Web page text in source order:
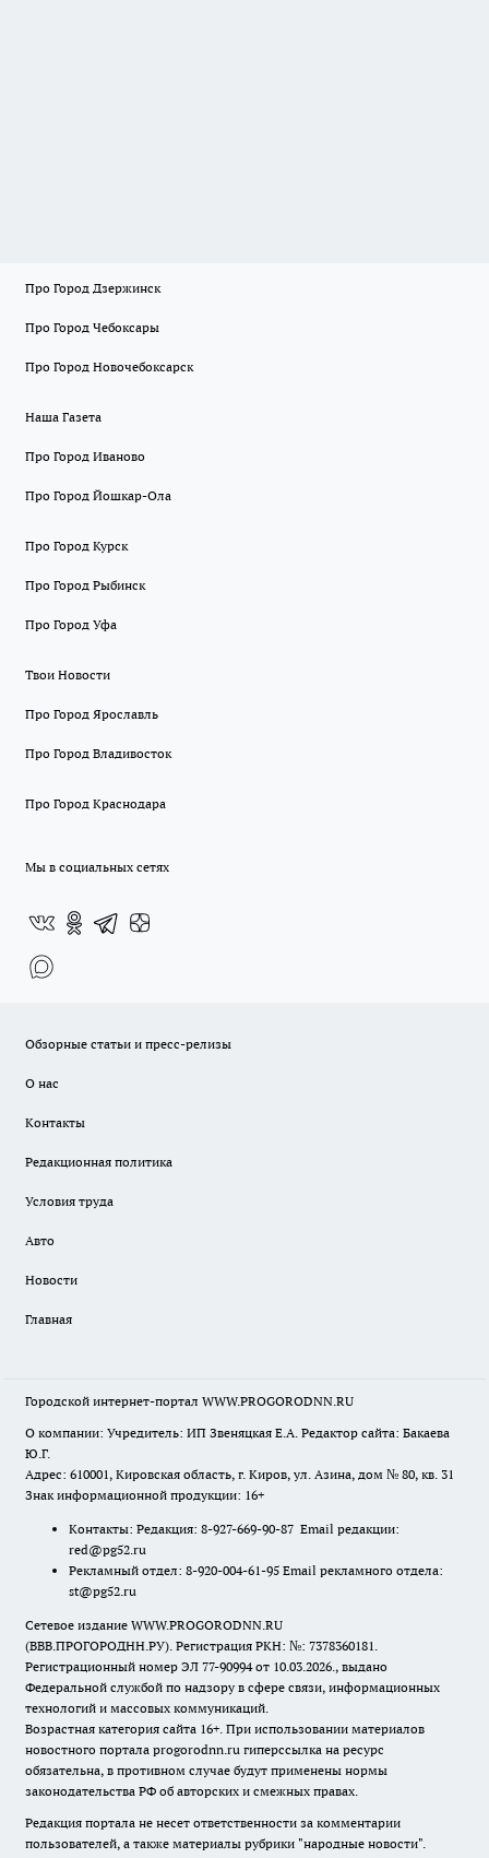
Про Город Дзержинск
Про Город Чебоксары
Про Город Новочебоксарск
Наша Газета
Про Город Иваново
Про Город Йошкар-Ола
Про Город Курск
Про Город Рыбинск
Про Город Уфа
Твои Новости
Про Город Ярославль
Про Город Владивосток
Про Город Краснодара
Мы в социальных сетях
Обзорные статьи и пресс-релизы
О нас
Контакты
Редакционная политика
Условия труда
Авто
Новости
Главная
Городской интернет-портал WWW.PROGORODNN.RU
О компании: Учредитель: ИП Звеняцкая Е.А. Редактор сайта: Бакаева
Ю.Г.
Адрес: 610001, Кировская область, г. Киров, ул. Азина, дом № 80, кв. 31
Знак информационной продукции: 16+
Контакты: Редакция: 8-927-669-90-87 Email редакции:
red@pg52.ru
Рекламный отдел: 8-920-004-61-95 Email рекламного отдела:
st@pg52.ru
Сетевое издание WWW.PROGORODNN.RU
(ВВВ.ПРОГОРОДНН.РУ). Регистрация РКН: №: 7378360181.
Регистрационный номер ЭЛ 77-90994 от 10.03.2026., выдано
Федеральной службой по надзору в сфере связи, информационных
технологий и массовых коммуникаций.
Возрастная категория сайта 16+. При использовании материалов
новостного портала progorodnn.ru гиперссылка на ресурс
обязательна, в противном случае будут применены нормы
законодательства РФ об авторских и смежных правах.
Редакция портала не несет ответственности за комментарии
пользователей, а также материалы рубрики "народные новости".